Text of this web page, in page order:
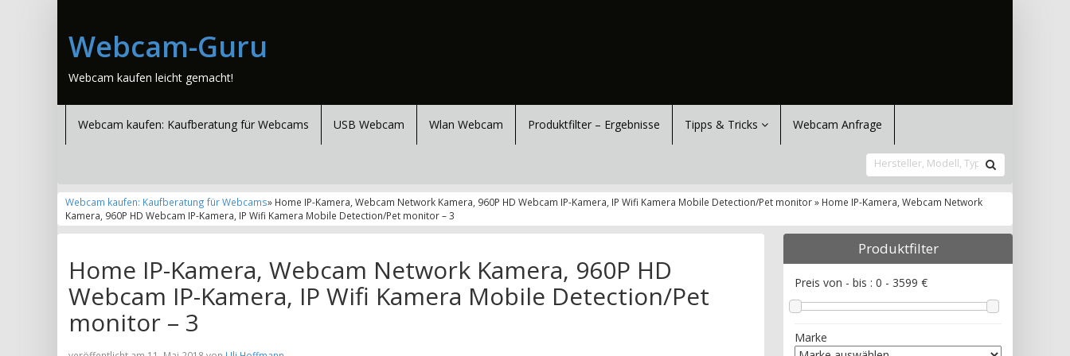
Webcam-Guru
Webcam kaufen leicht gemacht!
Webcam kaufen: Kaufberatung für Webcams USB Webcam Wlan Webcam Produktfilter – Ergebnisse Tipps & Tricks Webcam Anfrage
Webcam kaufen: Kaufberatung für Webcams» Home IP-Kamera, Webcam Network Kamera, 960P HD Webcam IP-Kamera, IP Wifi Kamera Mobile Detection/Pet monitor » Home IP-Kamera, Webcam Network
Kamera, 960P HD Webcam IP-Kamera, IP Wifi Kamera Mobile Detection/Pet monitor – 3
Home IP-Kamera, Webcam Network Kamera, 960P HD
Webcam IP-Kamera, IP Wifi Kamera Mobile Detection/Pet
monitor – 3
Produktfilter
Preis von - bis : 0 - 3599 €
Marke